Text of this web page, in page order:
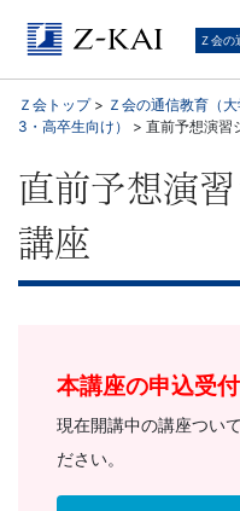
Ｚ
会
の
通
信
（大
Ｚ会の
Ｚ会トップ> Ｚ会の通信教育（大
3・高卒生向け）
> 直前予想演習
直前予想演
講座
本講座の申込受
現在開講中の講座つい
ださい。